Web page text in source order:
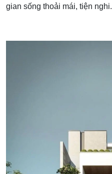
gian sống thoải mái, tiện nghi.